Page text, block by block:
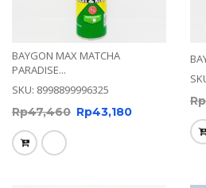
BAYGON MAX MATCHA
PARADISE...
SKU: 8998899996325
Rp47,460 Rp43,180
Rp